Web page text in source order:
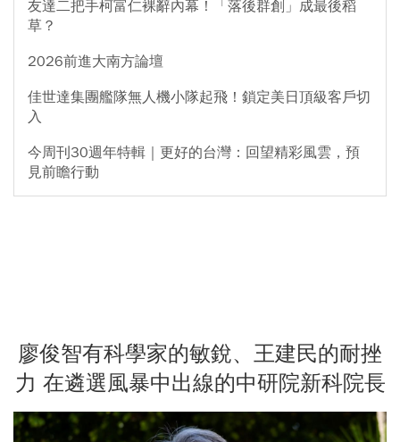
友達二把手柯富仁裸辭內幕！「落後群創」成最後稻
草？
2026前進大南方論壇
佳世達集團艦隊無人機小隊起飛！鎖定美日頂級客戶切
入
今周刊30週年特輯｜更好的台灣：回望精彩風雲，預
見前瞻行動
廖俊智有科學家的敏銳、王建民的耐挫
力 在遴選風暴中出線的中研院新科院長